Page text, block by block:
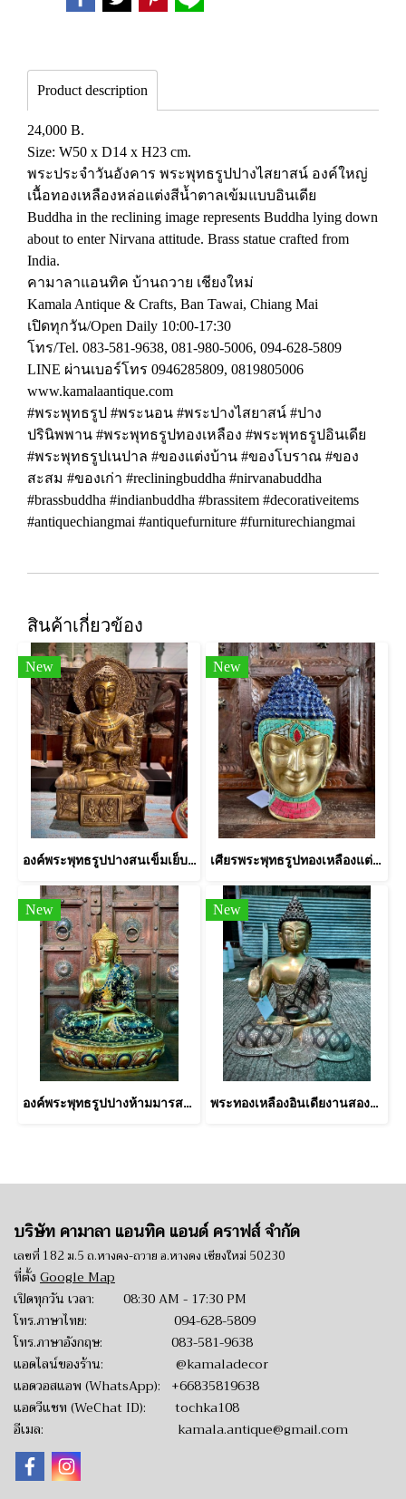
Product description
24,000 B.
Size: W50 x D14 x H23 cm.
พระประจำวันอังคาร พระพุทธรูปปางไสยาสน์ องค์ใหญ่
เนื้อทองเหลืองหล่อแต่งสีน้ำตาลเข้มแบบอินเดีย
Buddha in the reclining image represents Buddha lying down
about to enter Nirvana attitude. Brass statue crafted from
India.
คามาลาแอนทิค บ้านถวาย เชียงใหม่
Kamala Antique & Crafts, Ban Tawai, Chiang Mai
เปิดทุกวัน/Open Daily 10:00-17:30
โทร/Tel. 083-581-9638, 081-980-5006, 094-628-5809
LINE ผ่านเบอร์โทร 0946285809, 0819805006
www.kamalaantique.com
#พระพุทธรูป #พระนอน #พระปางไสยาสน์ #ปาง
ปรินิพพาน #พระพุทธรูปทองเหลือง #พระพุทธรูปอินเดีย
#พระพุทธรูปเนปาล #ของแต่งบ้าน #ของโบราณ #ของ
สะสม #ของเก่า #recliningbuddha #nirvanabuddha
#brassbuddha #indianbuddha #brassitem #decorativeitems
#antiquechiangmai #antiquefurniture #furniturechiangmai
สินค้าเกี่ยวข้อง
New
องค์พระพุทธรูปปางสนเข็มเย็บจีวร
New
เศียรพระพุทธรูปทองเหลืองแต่งหินสี
New
องค์พระพุทธรูปปางห้ามมารสไตล์ธิเบต
New
พระทองเหลืองอินเดียงานสองสีสวย
บริษัท คามาลา แอนทิค แอนด์ คราฟส์ จำกัด
เลขที่ 182 ม.5 ถ.หางดง-ถวาย อ.หางดง เชียงใหม่ 50230
ที่ตั้ง Google Map
เปิดทุกวัน เวลา: 08:30 AM - 17:30 PM
โทร.ภาษาไทย: 094-628-5809
โทร.ภาษาอังกฤษ: 083-581-9638
แอดไลน์ของร้าน: @kamaladecor
แอดวอสแอพ (WhatsApp): +66835819638
แอดวีแชท (WeChat ID): tochka108
อีเมล: kamala.antique@gmail.com